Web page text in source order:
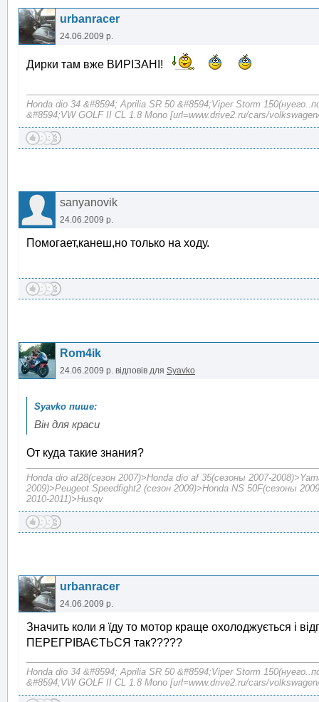
urbanracer
24.06.2009 р.
Дирки там вже ВИРІЗАНІ!
Honda dio 34 &#8594; Aprilia SR 50 &#8594;Viper Storm
&#8594;VW GOLF II CL 1.8 Mono [url=www.drive2.ru/cars/
sanyanovik
24.06.2009 р.
Помогает,канеш,но только на ходу.
Rom4ik
24.06.2009 р. відповів для Syavko
Він для краси
От куда такие знания?
Honda dio af28(сезон 2007)>Honda dio af 35(сезоны 2007-
2009)>Peugeot Speedfight2 (сезон 2009)>Honda NS 50F(сезоны
2010-2011)>Husqv
urbanracer
24.06.2009 р.
Значить коли я їду то мотор краще охолоджується і
ПЕРЕГРІВАЄТЬСЯ так?????
Honda dio 34 &#8594; Aprilia SR 50 &#8594;Viper Storm
&#8594;VW GOLF II CL 1.8 Mono [url=www.drive2.ru/cars/